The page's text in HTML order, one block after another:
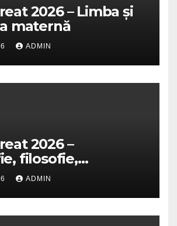
2026 – Limba și
maternă
ADMIN
2026 –
filosofie,
logică, psihologie,
fizică, chimie,
anatomie și
ADMIN